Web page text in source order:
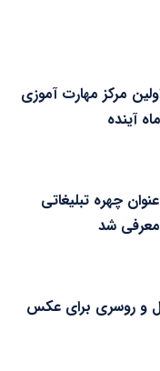
مرکز مهارت آموزی
آینده
چهره تبلیغاتی
معرفی شد
و روسری برای عکس